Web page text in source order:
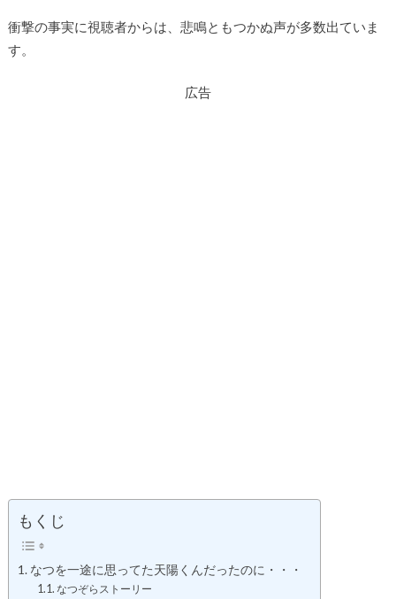
衝撃の事実に視聴者からは、悲鳴ともつかぬ声が多数出ていま
す。
広告
もくじ
なつを一途に思ってた天陽くんだったのに・・・
なつぞらストーリー